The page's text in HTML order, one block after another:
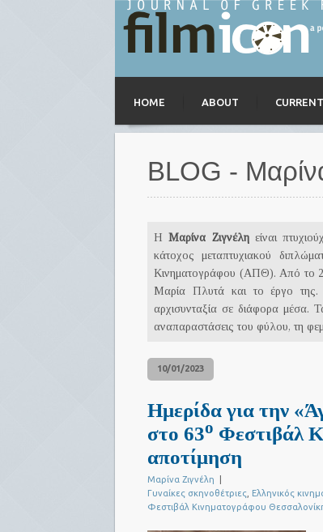
HOME ABOUT CURRENT
BLOG -
ΗΜαρίνα Ζιγνέληείναι
κάτοχος μεταπτυχιακού
Κινηματογράφου (ΑΠΘ). Από το
Μαρία Πλυτά και το έργο της.
αρχισυνταξία σε διάφορα μέσα.
αναπαραστάσεις του φύλου, τη
10/01/2023
Ημερίδα για την
στο 63ο Φεστιβάλ
αποτίμηση
Μαρίνα Ζιγνέλη
Γυναίκες σκηνοθέτριες Ελληνικός
Φεστιβάλ Κινηματογράφου